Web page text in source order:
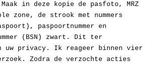
in deze kopie de pasfoto, MRZ
zone, de strook met nummers
paspoortnummer en
(BSN) zwart. Dit ter
uw privacy. Ik reageer binnen vier
Zodra de verzochte acties